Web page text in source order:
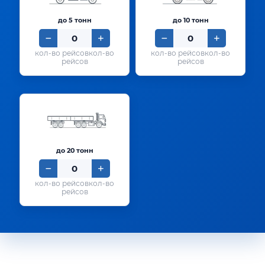
до 5 тонн
кол-во
рейсов
до 10 тонн
кол-во
рейсов
до 20 тонн
кол-во
рейсов